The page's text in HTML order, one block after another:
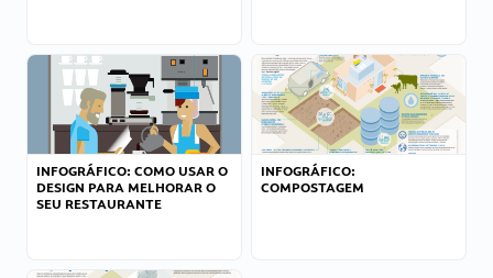
INFOGRÁFICO: COMO USAR O
DESIGN PARA MELHORAR O
SEU RESTAURANTE
INFOGRÁFICO:
COMPOSTAGEM